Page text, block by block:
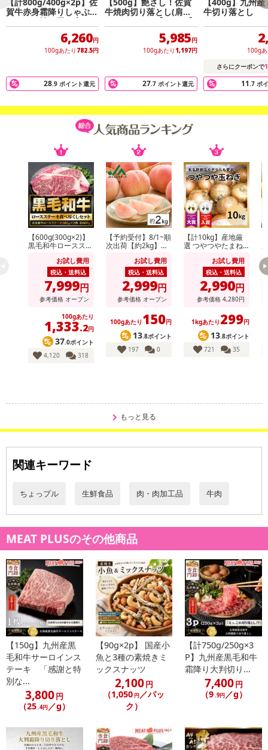
様々なお料理にご利用頂けますので、牛肉本来の旨みの深さと、と
ろける柔らかさを是非お楽しみ下さい！
特別な日のお供に、大切な方への贈り物に是非ご活用ください！お
客様に少しでも喜んで頂けるように、お肉のプロが厳選した佐賀牛
をオリジナル化粧箱にお入れして、心を込めて丁寧にお届け致しま
す。
・賞味期限：出荷日より3ヶ月
・原産国（最終加工地）：日本
・原材料/材質/素材：国産黒毛和牛肉/サーロイン
・アレルギー表示：牛肉
・お召し上がり方：しゃぶしゃぶすき焼きで食べることは勿論、地
元ではシンプルに焼いて素材の味を堪能することも多いです。
・掲載画像はサンプルです。
・お使いになるときは、前夜から冷蔵庫内で自然解凍していただ
【計800g/400g×2p】佐
賀牛赤身霜降りしゃぶし
ゃぶすき焼き用（肩・モ
6,260円
100gあたり 782.5円
28.9 ポイント還元
【500g】艶さし！佐賀
牛焼肉切り落とし(肩ロ
ース・バラ）【A4/A5】
5,985円
100gあたり 1,197円
27.7 ポイント還元
【400g】九州
牛切り落とし
100g
さらにクーポンで
11 .7 ポ
【600g(300g×2)】
黒毛和牛ロースステ
お試し費用
税込・送料込
7,999円
参考価格 オープン
100gあたり
1,333.2円
37.0ポイント
4,120
318
【予約受付】8/1~順
次出荷【約2kg】山
玉数おまかせ)※ご家
お試し費用
税込・送料込
2,999円
参考価格 オープン
100gあたり 150円
13.8ポイント
197
0
【計10kg】産地厳
選 つやつやたまね
お試し費用
税込・送料込
2,990円
参考価格 4,280円
1kgあたり 299円
13.8ポイント
721
35
もっと見る
関連キーワード
ちょっプル 生鮮食品 肉・肉加工品 牛肉
MEAT PLUSのその他商品
【150g】九州産黒
毛和牛サーロインス
テーキ 「感謝と特
別な...
3,800円
（25 .4円 ／g）
【90g×2p】 国産小
魚と3種の素焼きミ
ックスナッツ
2,100円
（1,050 円 ／パッ
ク）
【計750g/250g×3
P】九州産黒毛和牛
霜降り大判切り...
7,400円
（9 .9円／g）